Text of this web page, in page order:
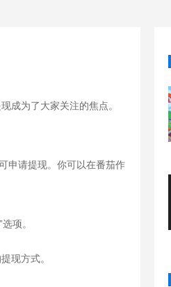
成为了大家关注的焦点。
申请提现。你可以在番茄作
项。
现方式。